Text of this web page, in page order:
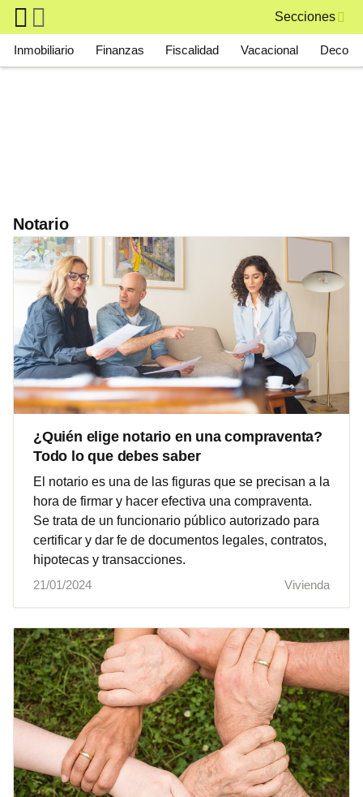
Skip to main content
Secciones
Main navigation
Inmobiliario Finanzas Fiscalidad Vacacional Deco
Notario
¿Quién elige notario en una compraventa?
Todo lo que debes saber
El notario es una de las figuras que se precisan a la
hora de firmar y hacer efectiva una compraventa.
Se trata de un funcionario público autorizado para
certificar y dar fe de documentos legales, contratos,
hipotecas y transacciones.
21/01/2024
Vivienda